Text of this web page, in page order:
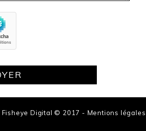
Fisheye Digital © 2017 - Mentions légales